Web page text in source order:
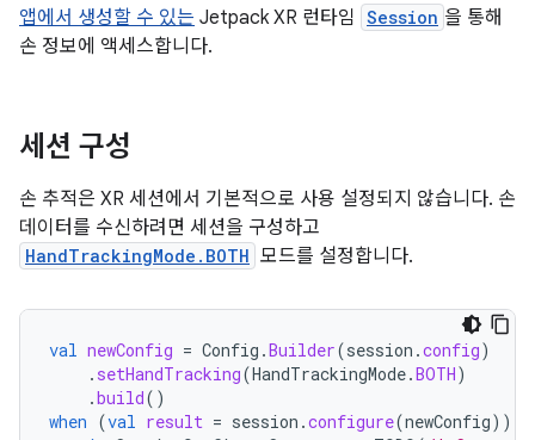
앱에서 생성할 수 있는 Jetpack XR 런타임 Session 을 통해
손 정보에 액세스합니다.
세션 구성
손 추적은 XR 세션에서 기본적으로 사용 설정되지 않습니다. 손
데이터를 수신하려면 세션을 구성하고
HandTrackingMode.BOTH 모드를 설정합니다.
val newConfig = Config .Builder(session .config)
. setHandTracking(HandTrackingMode.BOTH)
.build()
when (val result = session .configure(newConfig))